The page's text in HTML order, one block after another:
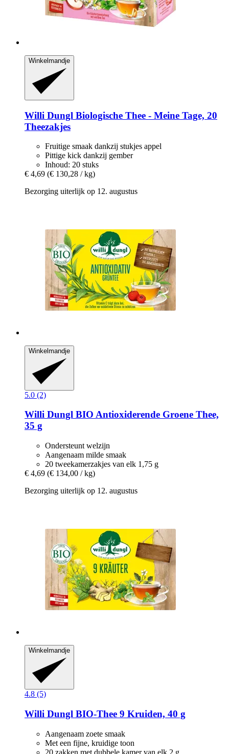
Winkelmandje
Willi Dungl Biologische Thee -​ Meine Tage, 20
Theezakjes
Fruitige smaak dankzij stukjes appel
Pittige kick dankzij gember
Inhoud: 20 stuks
€ 4,69 (€ 130,28 / kg)
Bezorging uiterlijk op 12. augustus
Winkelmandje
5.0 (2)
Willi Dungl BIO Antioxiderende Groene Thee,
35 g
Ondersteunt welzijn
Aangenaam milde smaak
20 tweekamerzakjes van elk 1,75 g
€ 4,69 (€ 134,00 / kg)
Bezorging uiterlijk op 12. augustus
Winkelmandje
4.8 (5)
Willi Dungl BIO-​Thee 9 Kruiden, 40 g
Aangenaam zoete smaak
Met een fijne, kruidige toon
20 zakken met dubbele kamer van elk 2 g